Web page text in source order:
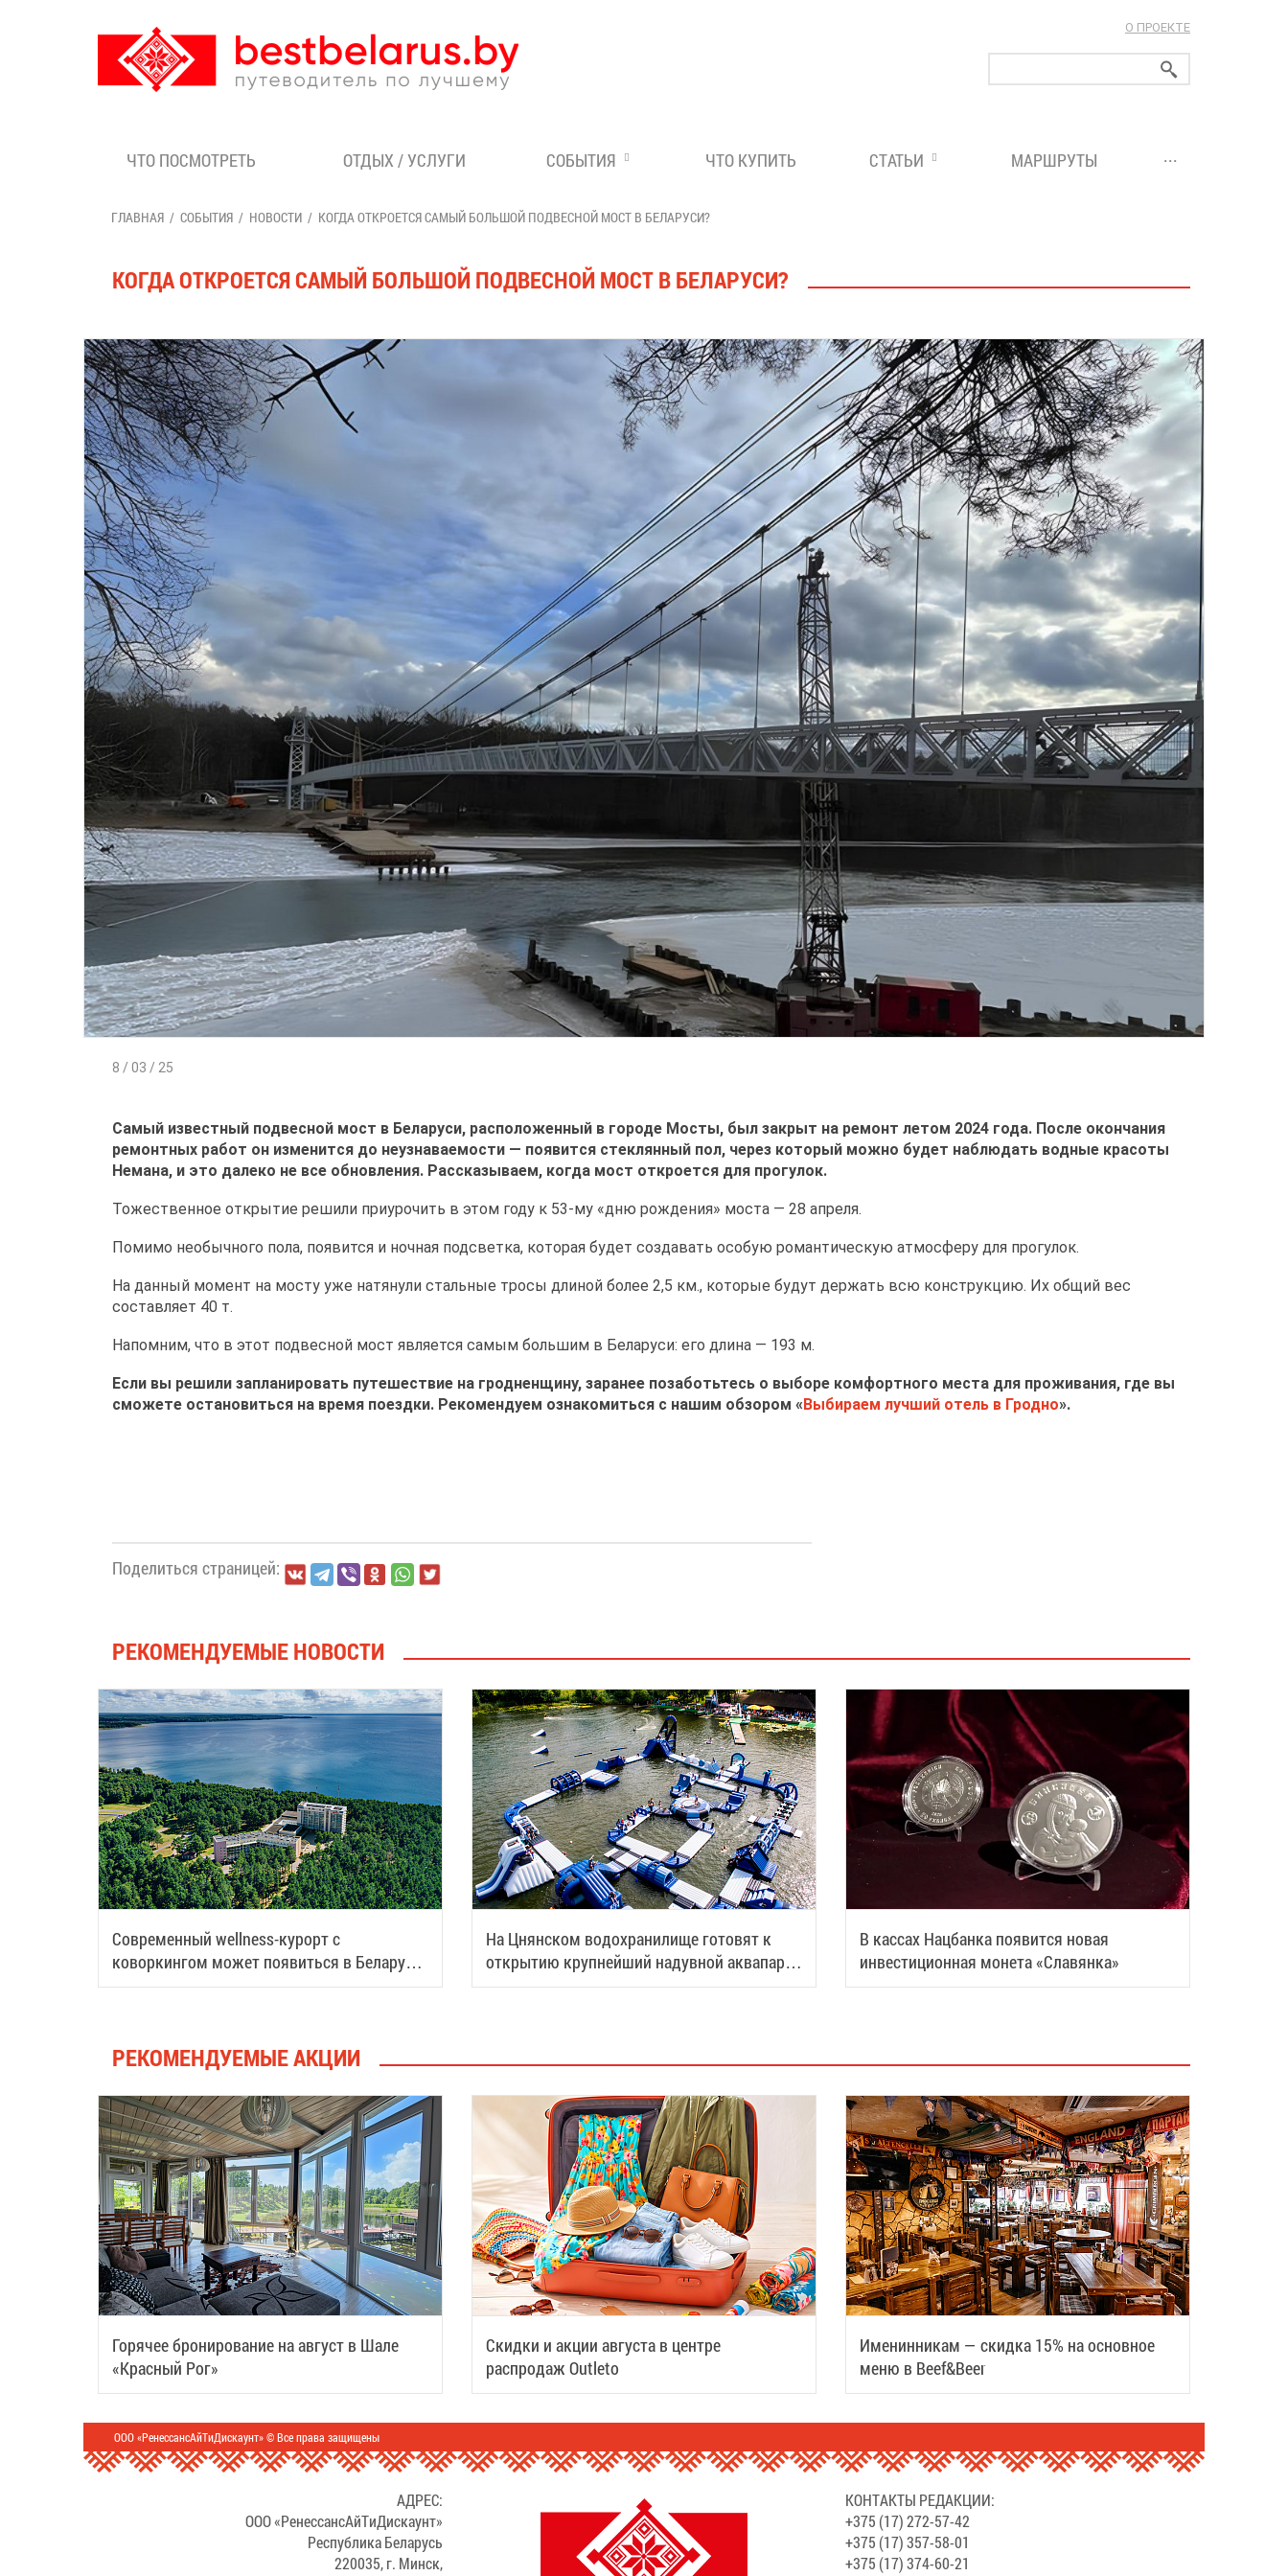
О ПРОЕКТЕ
ЧТО ПОСМОТРЕТЬ ОТДЫХ / УСЛУГИ СОБЫТИЯ ЧТО КУПИТЬ СТАТЬИ МАРШРУТЫ ...
ГЛАВНАЯ СОБЫТИЯ НОВОСТИ КОГДА ОТКРОЕТСЯ САМЫЙ БОЛЬШОЙ ПОДВЕСНОЙ МОСТ В БЕЛАРУСИ?
КОГДА ОТКРОЕТСЯ САМЫЙ БОЛЬШОЙ ПОДВЕСНОЙ МОСТ В БЕЛАРУСИ?
8 / 03 / 25
Самый известный подвесной мост в Беларуси, расположенный в городе Мосты, был закрыт на ремонт летом 2024 года. После окончания
ремонтных работ он изменится до неузнаваемости — появится стеклянный пол, через который можно будет наблюдать водные красоты
Немана, и это далеко не все обновления. Рассказываем, когда мост откроется для прогулок.
Тожественное открытие решили приурочить в этом году к 53-му «дню рождения» моста — 28 апреля.
Помимо необычного пола, появится и ночная подсветка, которая будет создавать особую романтическую атмосферу для прогулок.
На данный момент на мосту уже натянули стальные тросы длиной более 2,5 км., которые будут держать всю конструкцию. Их общий вес
составляет 40 т.
Напомним, что в этот подвесной мост является самым большим в Беларуси: его длина — 193 м.
Если вы решили запланировать путешествие на гродненщину, заранее позаботьтесь о выборе комфортного места для проживания, где вы
сможете остановиться на время поездки. Рекомендуем ознакомиться с нашим обзором « Выбираем лучший отель в Гродно».
Поделиться страницей:
РЕКОМЕНДУЕМЫЕ НОВОСТИ
Современный wellness-курорт с
коворкингом может появиться в Беларуси:
рассказываем подробности
На Цнянском водохранилище готовят к
открытию крупнейший надувной аквапарк
Беларуси
В кассах Нацбанка появится новая
инвестиционная монета «Славянка»
РЕКОМЕНДУЕМЫЕ АКЦИИ
Горячее бронирование на август в Шале
«Красный Рог»
Скидки и акции августа в центре
распродаж Outleto
Именинникам — скидка 15% на основное
меню в Beef&Beer
ООО «РенессансАйТиДискаунт» © Все права защищены
АДРЕС:
ООО «РенессансАйТиДискаунт»
Республика Беларусь
220035, г. Минск,
КОНТАКТЫ РЕДАКЦИИ:
+375 (17) 272-57-42
+375 (17) 357-58-01
+375 (17) 374-60-21